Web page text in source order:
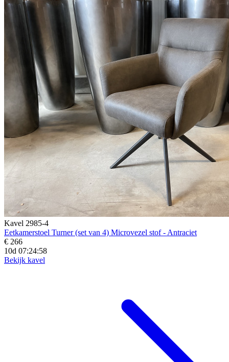
Kavel 2985-4
Eetkamerstoel Turner (set van 4) Microvezel stof - Antraciet
€ 266
10d 07:24:57
Bekijk kavel